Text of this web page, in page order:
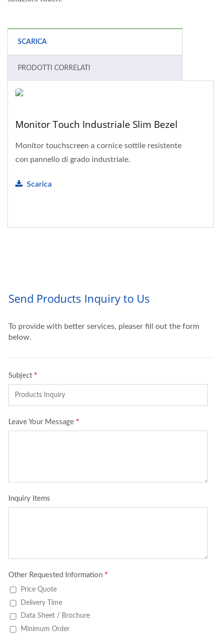
SCARICA
PRODOTTI CORRELATI
Monitor Touch Industriale Slim Bezel
Monitor touchscreen a cornice sottile resistente
con pannello di grado industriale.
Scarica